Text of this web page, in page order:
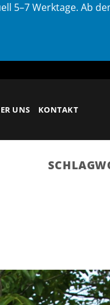
5–7 Werktage. Ab
UNS KONTAKT